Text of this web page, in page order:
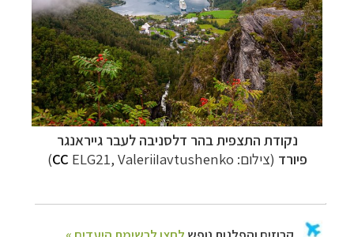
נקודת התצפית בהר דלסניבה לעברגייראנגר
פיורד (צילום: CC ELG21, ValeriiIavtushenko)